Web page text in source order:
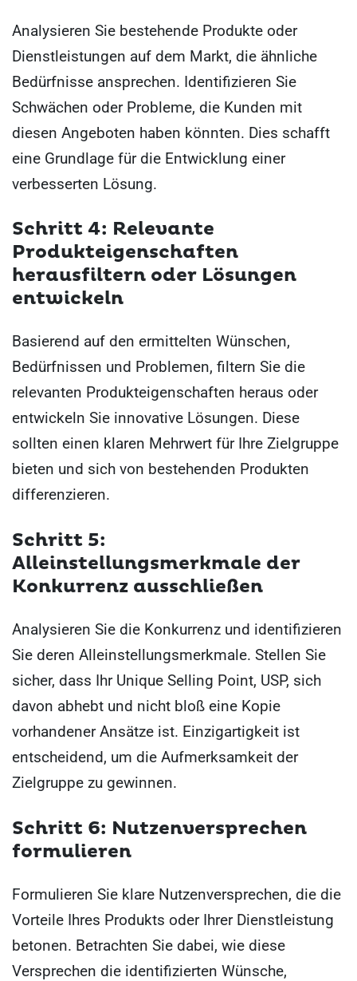
Analysieren Sie bestehende Produkte oder
Dienstleistungen auf dem Markt, die ähnliche
Bedürfnisse ansprechen. Identifizieren Sie
Schwächen oder Probleme, die Kunden mit
diesen Angeboten haben könnten. Dies schafft
eine Grundlage für die Entwicklung einer
verbesserten Lösung.
Schritt 4: Relevante
Produkteigenschaften
herausfiltern oder Lösungen
entwickeln
Basierend auf den ermittelten Wünschen,
Bedürfnissen und Problemen, filtern Sie die
relevanten Produkteigenschaften heraus oder
entwickeln Sie innovative Lösungen. Diese
sollten einen klaren Mehrwert für Ihre Zielgruppe
bieten und sich von bestehenden Produkten
differenzieren.
Schritt 5:
Alleinstellungsmerkmale der
Konkurrenz ausschließen
Analysieren Sie die Konkurrenz und identifizieren
Sie deren Alleinstellungsmerkmale. Stellen Sie
sicher, dass Ihr Unique Selling Point, USP, sich
davon abhebt und nicht bloß eine Kopie
vorhandener Ansätze ist. Einzigartigkeit ist
entscheidend, um die Aufmerksamkeit der
Zielgruppe zu gewinnen.
Schritt 6: Nutzenversprechen
formulieren
Formulieren Sie klare Nutzenversprechen, die die
Vorteile Ihres Produkts oder Ihrer Dienstleistung
betonen. Betrachten Sie dabei, wie diese
Versprechen die identifizierten Wünsche,